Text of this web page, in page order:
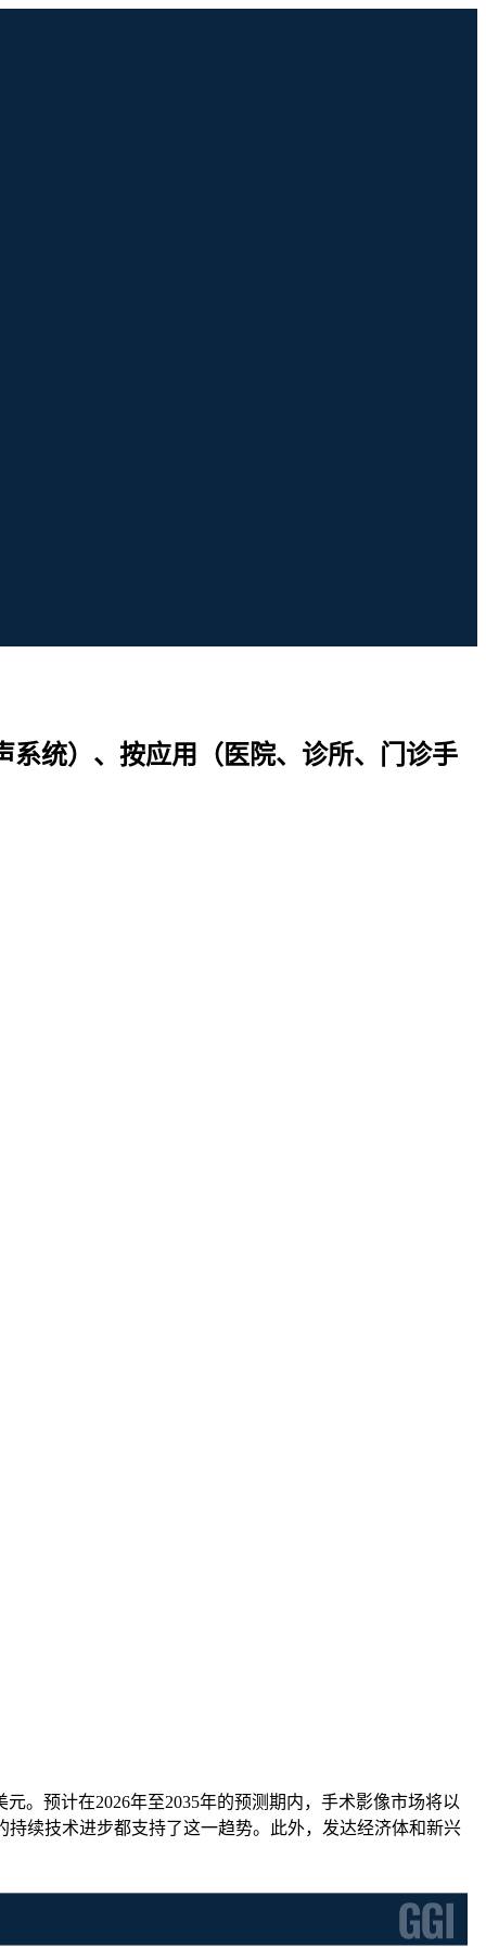
统）、按应用（医院、诊所、门诊手
。预计在2026年至2035年的预测期内，手术影像市场将以
续技术进步都支持了这一趋势。此外，发达经济体和新兴